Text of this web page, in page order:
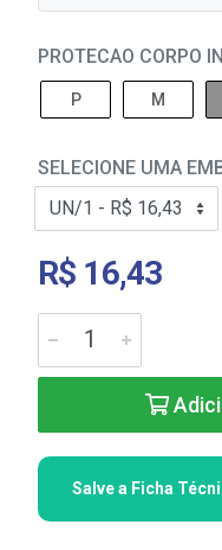
PROTECAO CORPO
P M
SELECIONE UMA
R$ 16,43
Salve a Ficha